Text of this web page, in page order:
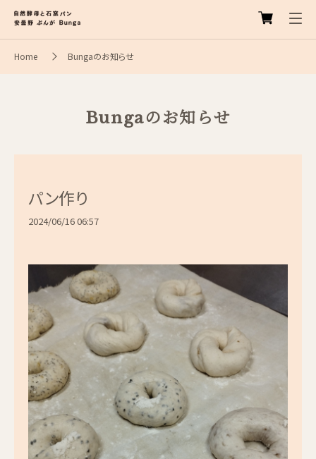
Home Bungaのお知らせ
Bungaのお知らせ
パン作り
2024/06/16 06:57